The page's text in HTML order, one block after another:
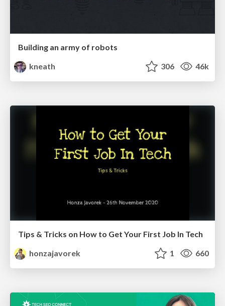
Building an army of robots
kneath
306 46k
Tips & Tricks on How to Get Your First Job In Tech
honzajavorek
1 660